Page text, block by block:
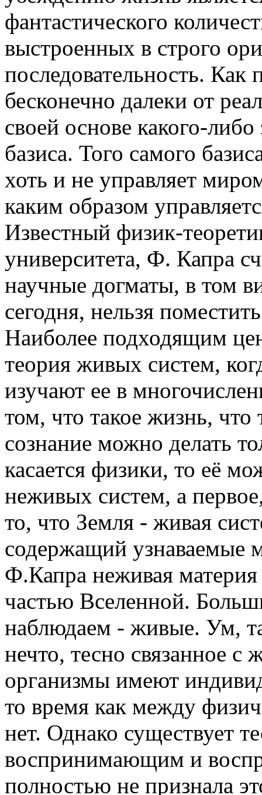
фантастического
выстроенных в строго
последовательность. Как
бесконечно далеки от
своей основе какого-
базиса. Того самого
хоть и не управляет
каким образом
Известный физик-
университета, Ф. Капра
научные догматы, в том
сегодня, нельзя
Наиболее подходящим
теория живых систем,
изучают ее в
том, что такое жизнь, что
сознание можно делать
касается физики, то её
неживых систем, а
то, что Земля - живая
содержащий
Ф.Капра неживая
частью Вселенной.
наблюдаем - живые. Ум,
нечто, тесно связанное
организмы имеют
то время как между
нет. Однако существует
воспринимающим и
полностью не признала